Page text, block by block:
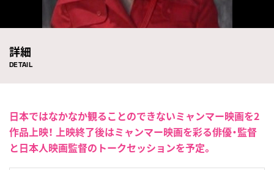
詳細
DETAIL
日本ではなかなか観ることのできないミャンマー映画を2
作品上映！ 上映終了後はミャンマー映画を彩る俳優・監督
と日本人映画監督のトークセッションを予定。